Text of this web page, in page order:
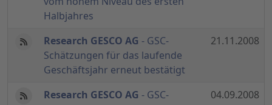
Halbjahres
Research GESCO AG - GSC-
Schätzungen für das laufende
Geschäftsjahr erneut bestätigt
21.11.2008
Research GESCO AG - GSC-
04.09.2008